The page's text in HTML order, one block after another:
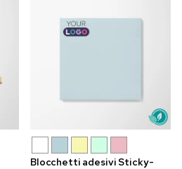
Blocchetti adesivi Sticky-